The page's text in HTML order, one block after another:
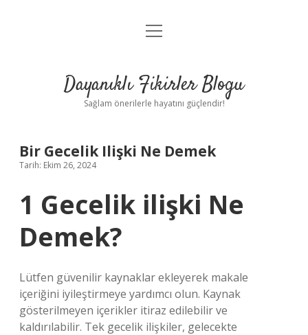
Anasayfa
Yasal Uyarı
menüyü
Dayanıklı Fikirler Blogu
Sağlam önerilerle hayatını güçlendir!
Bir Gecelik Ilişki Ne Demek
Tarih: Ekim 26, 2024
1 Gecelik ilişki Ne
Demek?
Lütfen güvenilir kaynaklar ekleyerek makale
içeriğini iyileştirmeye yardımcı olun. Kaynak
gösterilmeyen içerikler itiraz edilebilir ve
kaldırılabilir. Tek gecelik ilişkiler, gelecekte